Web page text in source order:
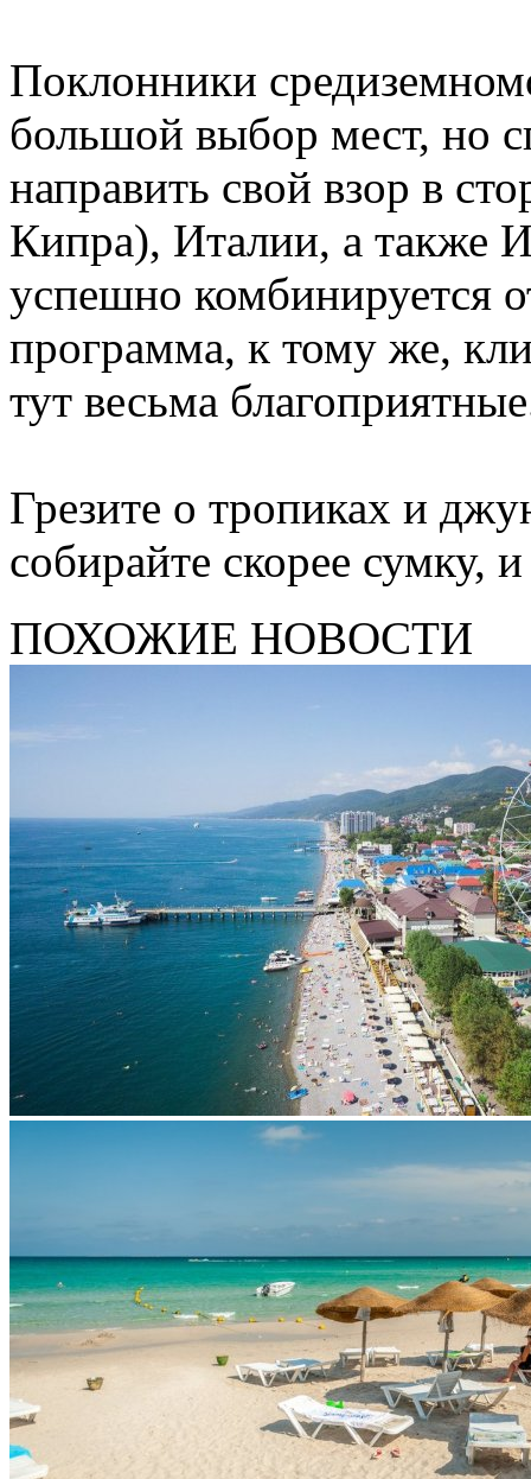
Поклонники
большой выбор мест, но
направить свой взор в
Кипра), Италии, а также
успешно комбинируется
программа, к тому же,
тут весьма
Грезите о тропиках и
собирайте скорее сумку,
ПОХОЖИЕ НОВОСТИ